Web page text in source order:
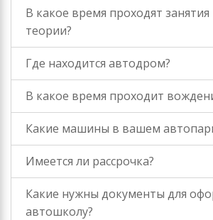
В какое время проходят занятия
теории?
Где находится автодром?
В какое время проходит
Какие машины в вашем
Имеется ли рассрочка?
Какие нужны документы для
автошколу?